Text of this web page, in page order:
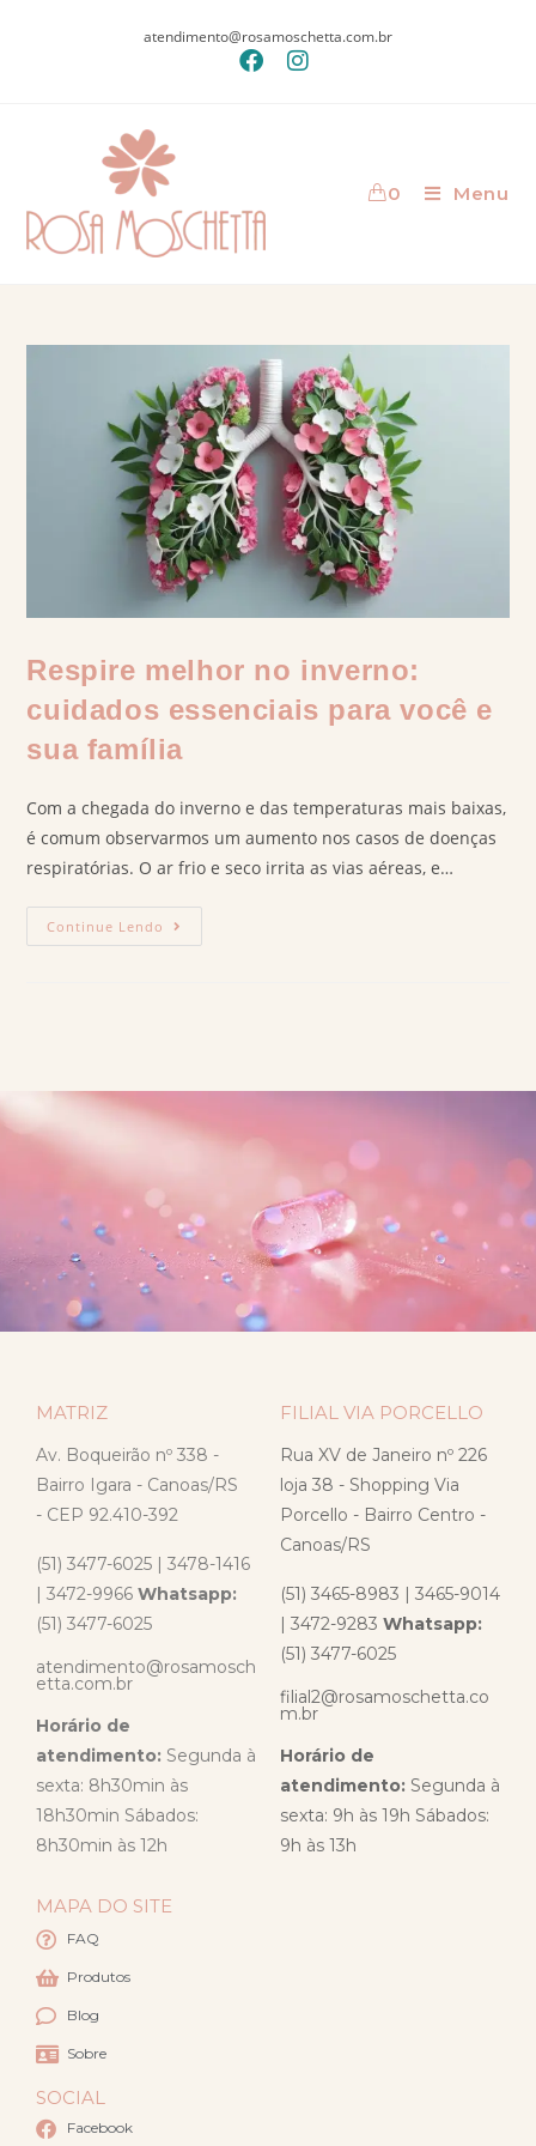
atendimento@rosamoschetta.com.br
0 Menu
Respire melhor no inverno:
cuidados essenciais para você e
sua família
Com a chegada do inverno e das temperaturas mais baixas,
é comum observarmos um aumento nos casos de doenças
respiratórias. O ar frio e seco irrita as vias aéreas, e…
Continue Lendo
MATRIZ
Av. Boqueirão nº 338 -
Bairro Igara - Canoas/RS
- CEP 92.410-392
(51) 3477-6025 | 3478-1416
| 3472-9966 Whatsapp:
(51) 3477-6025
atendimento@rosamosch
etta.com.br
Horário de
atendimento: Segunda à
sexta: 8h30min às
18h30min Sábados:
8h30min às 12h
FILIAL VIA PORCELLO
Rua XV de Janeiro nº 226
loja 38 - Shopping Via
Porcello - Bairro Centro -
Canoas/RS
(51) 3465-8983 | 3465-9014
| 3472-9283 Whatsapp:
(51) 3477-6025
filial2@rosamoschetta.co
m.br
Horário de
atendimento: Segunda à
sexta: 9h às 19h Sábados:
9h às 13h
MAPA DO SITE
FAQ
Produtos
Blog
Sobre
SOCIAL
Facebook